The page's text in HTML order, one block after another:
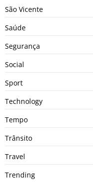
São Vicente
Saúde
Segurança
Social
Sport
Technology
Tempo
Trânsito
Travel
Trending